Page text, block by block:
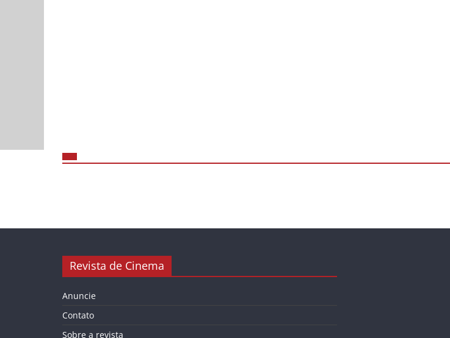
Revista de Cinema
Anuncie
Contato
Sobre a revista